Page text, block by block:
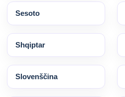
Sesoto
Shqiptar
Slovenščina